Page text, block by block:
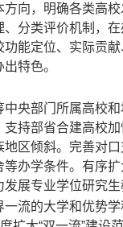
向，明确各类高
分类评价机制，
能定位、实际贡
特色。
中央部门所属高校
持部省合建高校
区倾斜。完善对
办学条件。有序
展专业学位研究生
一流的大学和优势